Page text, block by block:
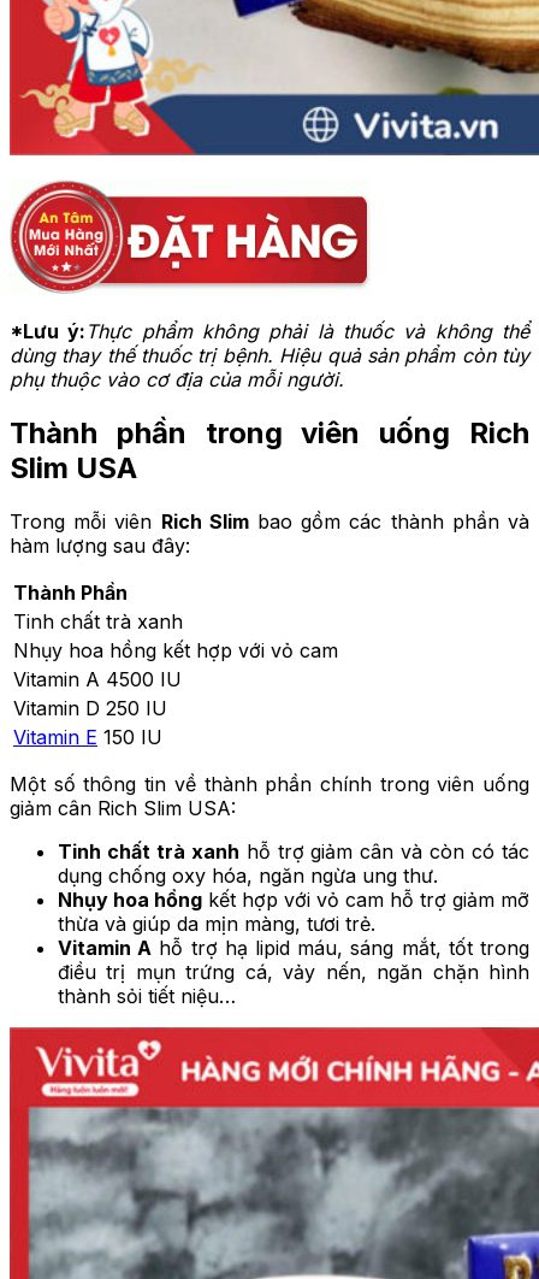
*Lưu ý: Thực phẩm không phải là thuốc và không thể
dùng thay thế thuốc trị bệnh. Hiệu quả sản phẩm còn tùy
phụ thuộc vào cơ địa của mỗi người.
Thành phần trong viên uống Rich
Slim USA
Trong mỗi viên Rich Slimbao gồm các thành phần và
hàm lượng sau đây:
Thành Phần
Tinh chất trà xanh
Nhụy hoa hồng kết hợp với vỏ cam
Vitamin A 4500 IU
Vitamin D 250 IU
Vitamin E 150 IU
Một số thông tin về thành phần chính trong viên uống
giảm cân Rich Slim USA:
Tinh chất trà xanh hỗ trợ giảm cân và còn có tác
dụng chống oxy hóa, ngăn ngừa ung thư.
Nhụy hoa hồng kết hợp với vỏ cam hỗ trợ giảm mỡ
thừa và giúp da mịn màng, tươi trẻ.
Vitamin A hỗ trợ hạ lipid máu, sáng mắt, tốt trong
điều trị mụn trứng cá, vảy nến, ngăn chặn hình
thành sỏi tiết niệu…